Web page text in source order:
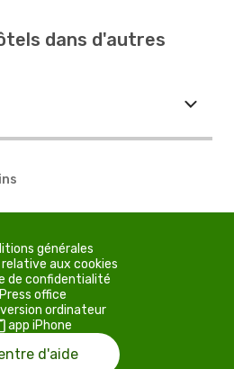
dans d'autres
générales
aux cookies
de confidentialité
Press office
ordinateur
app iPhone
d'aide